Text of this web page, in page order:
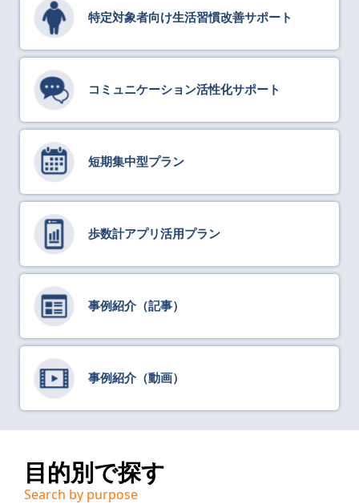
特定対象者向け生活習慣改善サポート
コミュニケーション活性化サポート
短期集中型プラン
歩数計アプリ活用プラン
事例紹介（記事）
事例紹介（動画）
目的別で探す
Search by purpose